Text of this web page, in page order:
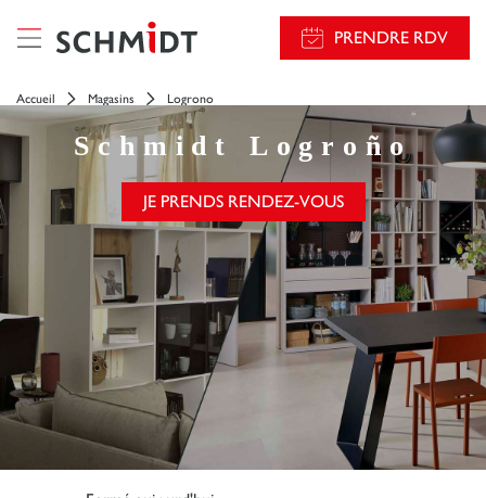
PRENDRE RDV
Accueil Magasins Logrono
Schmidt Logroño
JE PRENDS RENDEZ-VOUS